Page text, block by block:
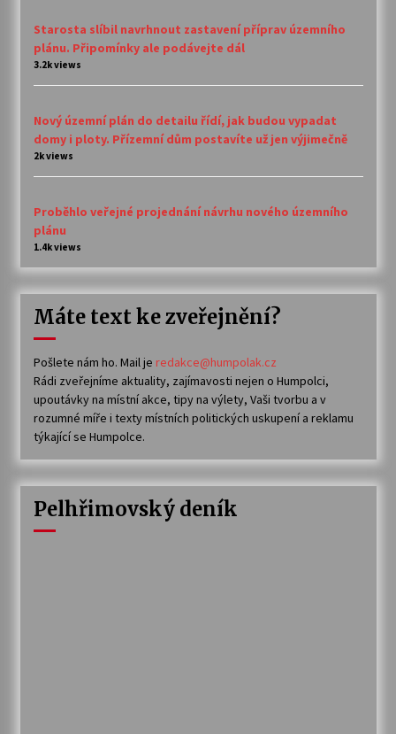
Starosta slíbil navrhnout zastavení příprav územního
plánu. Připomínky ale podávejte dál
3.2k views
Nový územní plán do detailu řídí, jak budou vypadat
domy i ploty. Přízemní dům postavíte už jen výjimečně
2k views
Proběhlo veřejné projednání návrhu nového územního
plánu
1.4k views
Máte text ke zveřejnění?
Pošlete nám ho. Mail je redakce@humpolak.cz
Rádi zveřejníme aktuality, zajímavosti nejen o Humpolci,
upoutávky na místní akce, tipy na výlety, Vaši tvorbu a v
rozumné míře i texty místních politických uskupení a reklamu
týkající se Humpolce.
Pelhřimovský deník